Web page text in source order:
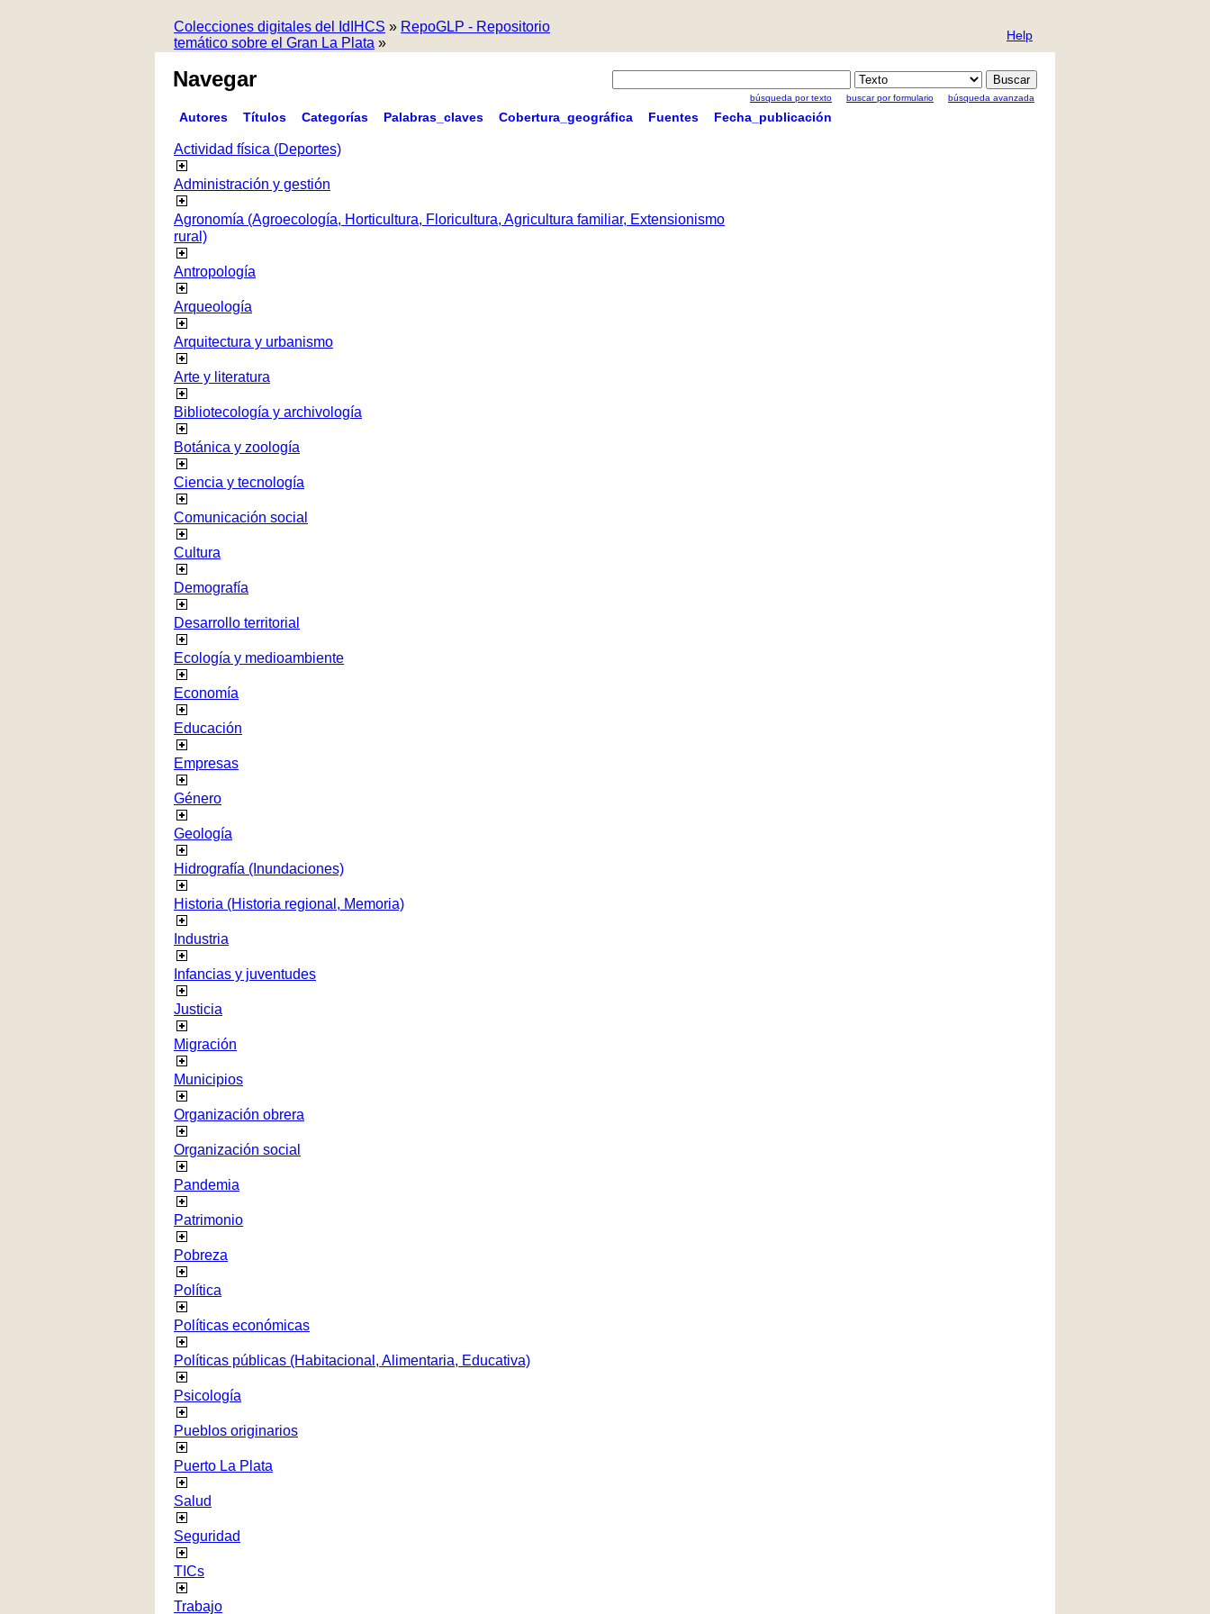
Colecciones digitales del IdIHCS » RepoGLP - Repositorio
temático sobre el Gran La Plata » Help
Navegar
búsqueda por texto buscar por formulario búsqueda avanzada
Autores Títulos Categorías Palabras_claves Cobertura_geográfica Fuentes Fecha_publicación
Actividad física (Deportes)
Administración y gestión
Agronomía (Agroecología, Horticultura, Floricultura, Agricultura familiar, Extensionismo
rural)
Antropología
Arqueología
Arquitectura y urbanismo
Arte y literatura
Bibliotecología y archivología
Botánica y zoología
Ciencia y tecnología
Comunicación social
Cultura
Demografía
Desarrollo territorial
Ecología y medioambiente
Economía
Educación
Empresas
Género
Geología
Hidrografía (Inundaciones)
Historia (Historia regional, Memoria)
Industria
Infancias y juventudes
Justicia
Migración
Municipios
Organización obrera
Organización social
Pandemia
Patrimonio
Pobreza
Política
Políticas económicas
Políticas públicas (Habitacional, Alimentaria, Educativa)
Psicología
Pueblos originarios
Puerto La Plata
Salud
Seguridad
TICs
Trabajo